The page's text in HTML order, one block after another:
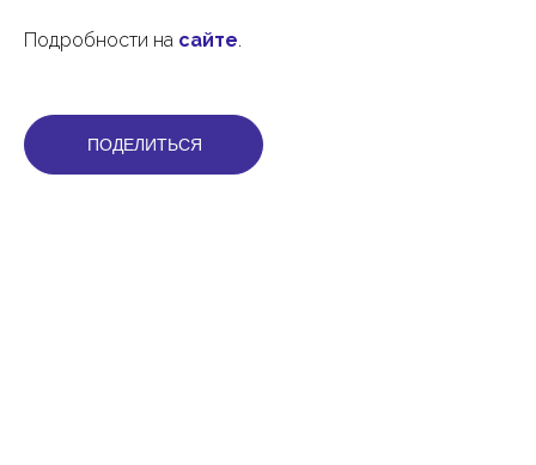
Подробности на сайте.
ПОДЕЛИТЬСЯ